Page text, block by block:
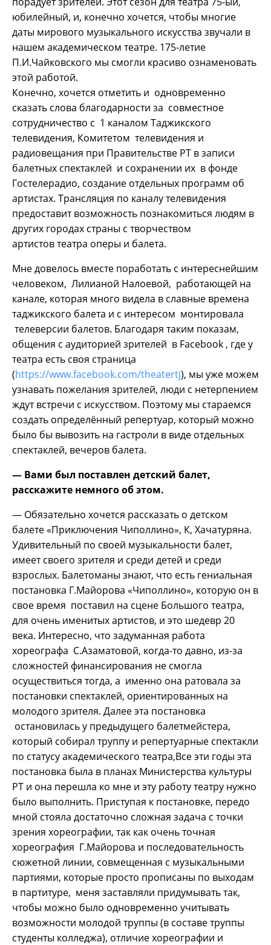
юбилейный, и, конечно хочется, чтобы многие
даты мирового музыкального искусства звучали в
нашем академическом театре. 175-летие
П.И.Чайковского мы смогли красиво ознаменовать
этой работой.
Конечно, хочется отметить и одновременно
сказать слова благодарности за совместное
сотрудничество с 1 каналом Таджикского
телевидения, Комитетом телевидения и
радиовещания при Правительстве РТ в записи
балетных спектаклей и сохранении их в фонде
Гостелерадио, создание отдельных программ об
артистах. Трансляция по каналу телевидения
предоставит возможность познакомиться людям в
других городах страны с творчеством
артистов театра оперы и балета.
Мне довелось вместе поработать с интереснейшим
человеком, Лилианой Налоевой, работающей на
канале, которая много видела в славные времена
таджикского балета и с интересом монтировала
телеверсии балетов. Благодаря таким показам,
общения с аудиторией зрителей в Facebook , где у
театра есть своя страница
(https://www.facebook.com/theatertj), мы уже можем
узнавать пожелания зрителей, люди с нетерпением
ждут встречи с искусством. Поэтому мы стараемся
создать определённый репертуар, который можно
было бы вывозить на гастроли в виде отдельных
спектаклей, вечеров балета.
— Вами был поставлен детский балет,
расскажите немного об этом.
— Обязательно хочется рассказать о детском
балете «Приключения Чиполлино», К, Хачатуряна.
Удивительный по своей музыкальности балет,
имеет своего зрителя и среди детей и среди
взрослых. Балетоманы знают, что есть гениальная
постановка Г.Майорова «Чиполлино», которую он в
свое время поставил на сцене Большого театра,
для очень именитых артистов, и это шедевр 20
века. Интересно, что задуманная работа
хореографа С.Азаматовой, когда-то давно, из-за
сложностей финансирования не смогла
осуществиться тогда, а именно она ратовала за
постановки спектаклей, ориентированных на
молодого зрителя. Далее эта постановка
остановилась у предыдущего балетмейстера,
который собирал труппу и репертуарные спектакли
по статусу академического театра,Все эти годы эта
постановка была в планах Министерства культуры
РТ и она перешла ко мне и эту работу театру нужно
было выполнить. Приступая к постановке, передо
мной стояла достаточно сложная задача с точки
зрения хореографии, так как очень точная
хореография Г.Майорова и последовательность
сюжетной линии, совмещенная с музыкальными
партиями, которые просто прописаны по выходам
в партитуре, меня заставляли придумывать так,
чтобы можно было одновременно учитывать
возможности молодой труппы (в составе труппы
студенты колледжа), отличие хореографии и